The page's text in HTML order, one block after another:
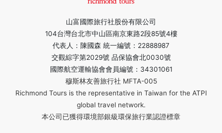
山富國際旅行社股份有限公司
104台灣台北市中山區南京東路2段85號4樓
代表人：陳國森 統一編號：22888987
交觀綜字第2029號 品保協會北0030號
國際航空運輸協會會員編號：34301061
穆斯林友善旅行社 MFTA-005
Richmond Tours is the representative in Taiwan for the ATPI
global travel network.
本公司已獲得環境部銀級環保旅行業認證標章